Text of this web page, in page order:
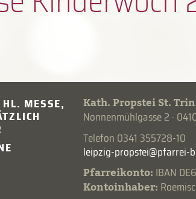
MESSE, Kath. Propstei St.
Nonnenmühlgasse 2 ·
Telefon 0341 355728-10
Pfarreikonto: IBAN
Kontoinhaber: